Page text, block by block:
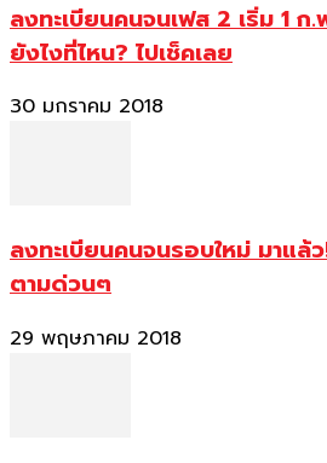
ลงทะเบียนคนจนเฟส 2 เริ่ม 1 ก
ยังไงที่ไหน? ไปเช็คเลย
30 มกราคม 2018
ลงทะเบียนคนจนรอบใหม่ มาแล้
ตามด่วนๆ
29 พฤษภาคม 2018